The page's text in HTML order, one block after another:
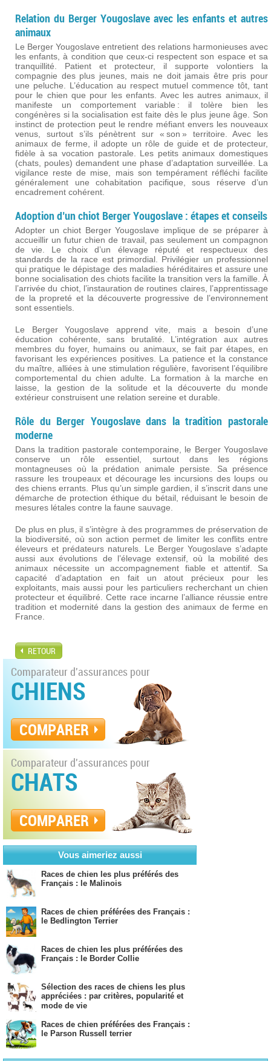
Relation du Berger Yougoslave avec les enfants et autres
animaux
Le Berger Yougoslave entretient des relations harmonieuses avec
les enfants, à condition que ceux-ci respectent son espace et sa
tranquillité. Patient et protecteur, il supporte volontiers la
compagnie des plus jeunes, mais ne doit jamais être pris pour
une peluche. L’éducation au respect mutuel commence tôt, tant
pour le chien que pour les enfants. Avec les autres animaux, il
manifeste un comportement variable : il tolère bien les
congénères si la socialisation est faite dès le plus jeune âge. Son
instinct de protection peut le rendre méfiant envers les nouveaux
venus, surtout s’ils pénètrent sur « son » territoire. Avec les
animaux de ferme, il adopte un rôle de guide et de protecteur,
fidèle à sa vocation pastorale. Les petits animaux domestiques
(chats, poules) demandent une phase d’adaptation surveillée. La
vigilance reste de mise, mais son tempérament réfléchi facilite
généralement une cohabitation pacifique, sous réserve d’un
encadrement cohérent.
Adoption d’un chiot Berger Yougoslave : étapes et conseils
Adopter un chiot Berger Yougoslave implique de se préparer à
accueillir un futur chien de travail, pas seulement un compagnon
de vie. Le choix d’un élevage réputé et respectueux des
standards de la race est primordial. Privilégier un professionnel
qui pratique le dépistage des maladies héréditaires et assure une
bonne socialisation des chiots facilite la transition vers la famille. À
l’arrivée du chiot, l’instauration de routines claires, l’apprentissage
de la propreté et la découverte progressive de l’environnement
sont essentiels.
Le Berger Yougoslave apprend vite, mais a besoin d’une
éducation cohérente, sans brutalité. L’intégration aux autres
membres du foyer, humains ou animaux, se fait par étapes, en
favorisant les expériences positives. La patience et la constance
du maître, alliées à une stimulation régulière, favorisent l’équilibre
comportemental du chien adulte. La formation à la marche en
laisse, la gestion de la solitude et la découverte du monde
extérieur construisent une relation sereine et durable.
Rôle du Berger Yougoslave dans la tradition pastorale
moderne
Dans la tradition pastorale contemporaine, le Berger Yougoslave
conserve un rôle essentiel, surtout dans les régions
montagneuses où la prédation animale persiste. Sa présence
rassure les troupeaux et décourage les incursions des loups ou
des chiens errants. Plus qu’un simple gardien, il s’inscrit dans une
démarche de protection éthique du bétail, réduisant le besoin de
mesures létales contre la faune sauvage.
De plus en plus, il s’intègre à des programmes de préservation de
la biodiversité, où son action permet de limiter les conflits entre
éleveurs et prédateurs naturels. Le Berger Yougoslave s’adapte
aussi aux évolutions de l’élevage extensif, où la mobilité des
animaux nécessite un accompagnement fiable et attentif. Sa
capacité d’adaptation en fait un atout précieux pour les
exploitants, mais aussi pour les particuliers recherchant un chien
protecteur et équilibré. Cette race incarne l’alliance réussie entre
tradition et modernité dans la gestion des animaux de ferme en
France.
RETOUR
Comparateur d'assurances pour
CHIENS
COMPARER
Comparateur d'assurances pour
CHATS
COMPARER
Vous aimeriez aussi
Races de chien les plus préférés des
Français : le Malinois
Races de chien préférées des Français :
le Bedlington Terrier
Races de chien les plus préférées des
Français : le Border Collie
Sélection des races de chiens les plus
appréciées : par critères, popularité et
mode de vie
Races de chien préférées des Français :
le Parson Russell terrier